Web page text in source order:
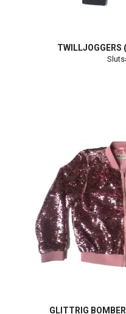
TWILLJOGGERS
GLITTRIG